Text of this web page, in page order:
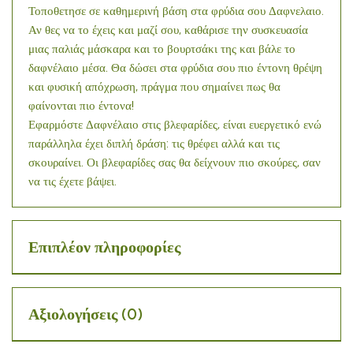
Τοποθετησε σε καθημερινή βάση στα φρύδια σου Δαφνελαιο.
Αν θες να το έχεις και μαζί σου, καθάρισε την συσκευασία
μιας παλιάς μάσκαρα και το βουρτσάκι της και βάλε το
δαφνέλαιο μέσα. Θα δώσει στα φρύδια σου πιο έντονη θρέψη
και φυσική απόχρωση, πράγμα που σημαίνει πως θα
φαίνονται πιο έντονα!
Εφαρμόστε Δαφνέλαιο στις βλεφαρίδες, είναι ευεργετικό ενώ
παράλληλα έχει διπλή δράση: τις θρέφει αλλά και τις
σκουραίνει. Οι βλεφαρίδες σας θα δείχνουν πιο σκούρες, σαν
να τις έχετε βάψει.
Επιπλέον πληροφορίες
Αξιολογήσεις (0)